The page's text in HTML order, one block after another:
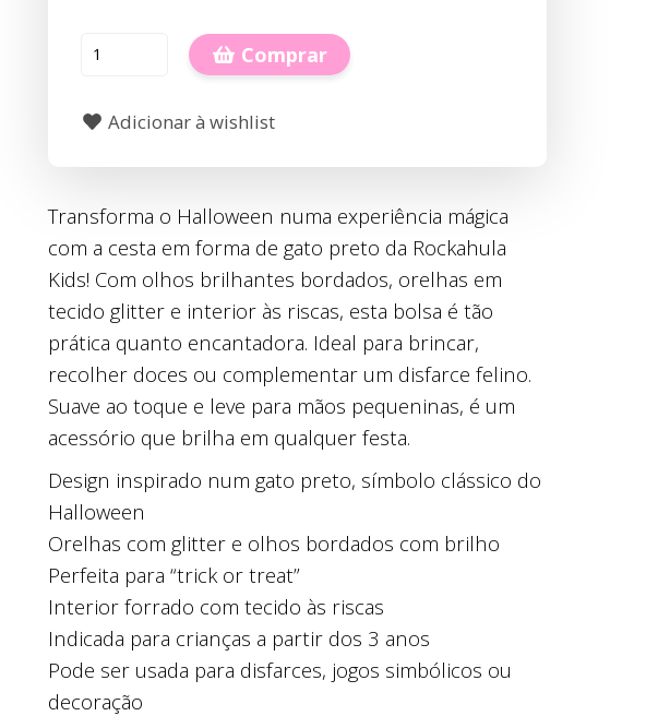
Comprar
Adicionar à wishlist
Transforma o Halloween numa experiência mágica
com a cesta em forma de gato preto da Rockahula
Kids! Com olhos brilhantes bordados, orelhas em
tecido glitter e interior às riscas, esta bolsa é tão
prática quanto encantadora. Ideal para brincar,
recolher doces ou complementar um disfarce felino.
Suave ao toque e leve para mãos pequeninas, é um
acessório que brilha em qualquer festa.
Design inspirado num gato preto, símbolo clássico do
Halloween
Orelhas com glitter e olhos bordados com brilho
Perfeita para “trick or treat”
Interior forrado com tecido às riscas
Indicada para crianças a partir dos 3 anos
Pode ser usada para disfarces, jogos simbólicos ou
decoração